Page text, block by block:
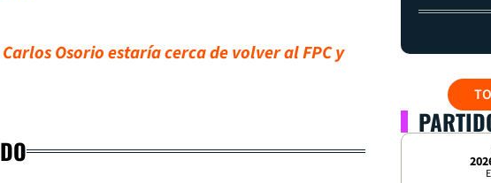
Osorio estaría cerca de volver al FPC y